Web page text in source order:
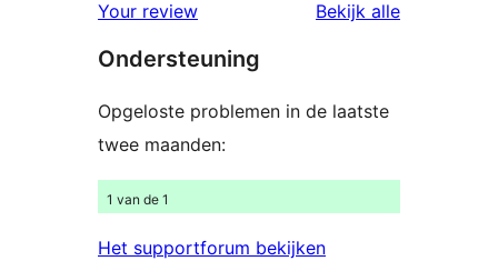
sterren
beoordelingen
Your review Bekijk alle
Ondersteuning
Opgeloste problemen in de laatste
twee maanden:
1 van de 1
Het supportforum bekijken